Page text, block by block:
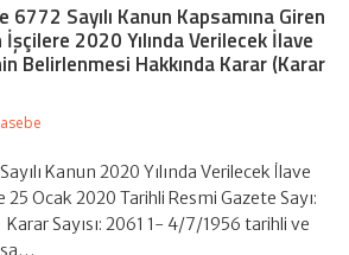
Sayılı Kanun Kapsamına Giren
İşçilere 2020 Yılında Verilecek İlave
Belirlenmesi Hakkında Karar (Karar
Kanun 2020 Yılında Verilecek İlave
25 Ocak 2020 Tarihli Resmi Gazete Sayı:
Karar Sayısı: 2061 1- 4/7/1956 tarihli ve